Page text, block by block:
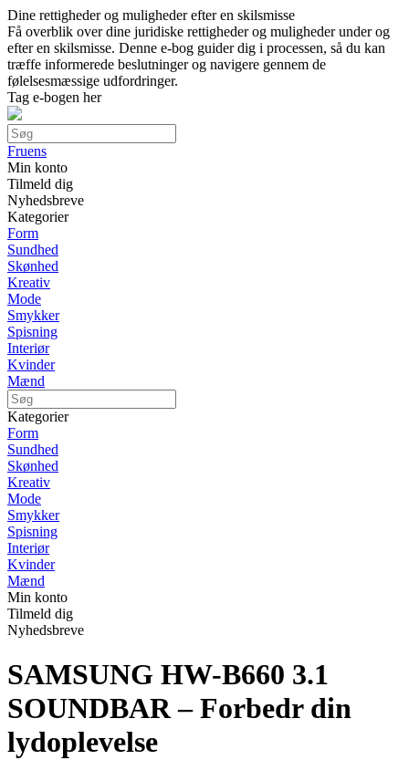
Dine rettigheder og muligheder efter en skilsmisse
Få overblik over dine juridiske rettigheder og muligheder under og
efter en skilsmisse. Denne e-bog guider dig i processen, så du kan
træffe informerede beslutninger og navigere gennem de
følelsesmæssige udfordringer.
Tag e-bogen her
Fruens
Min konto
Tilmeld dig
Nyhedsbreve
Kategorier
Form
Sundhed
Skønhed
Kreativ
Mode
Smykker
Spisning
Interiør
Kvinder
Mænd
Kategorier
Form
Sundhed
Skønhed
Kreativ
Mode
Smykker
Spisning
Interiør
Kvinder
Mænd
Min konto
Tilmeld dig
Nyhedsbreve
SAMSUNG HW-B660 3.1
SOUNDBAR – Forbedr din
lydoplevelse